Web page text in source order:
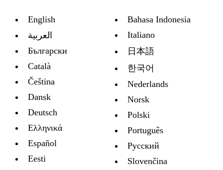
English
العربية
Български
Català
Čeština
Dansk
Deutsch
Ελληνικά
Español
Eesti
Bahasa Indonesia
Italiano
日本語
한국어
Nederlands
Norsk
Polski
Português
Русский
Slovenčina